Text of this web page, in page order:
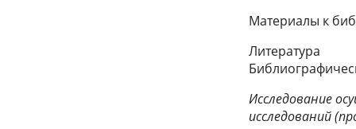
Материалы к
Литература
Исследование
исследований